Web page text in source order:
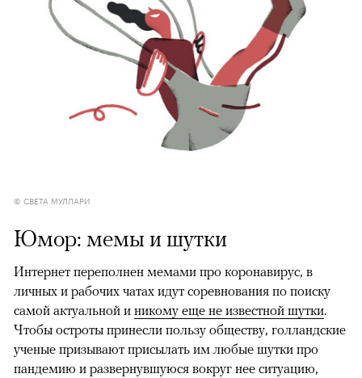
© СВЕТА МУЛЛАРИ
Юмор: мемы и шутки
Интернет переполнен мемами про коронавирус, в
личных и рабочих чатах идут соревнования по поиску
самой актуальной и никому еще не известной шутки.
Чтобы остроты принесли пользу обществу, голландские
ученые призывают присылать им любые шутки про
пандемию и развернувшуюся вокруг нее ситуацию,